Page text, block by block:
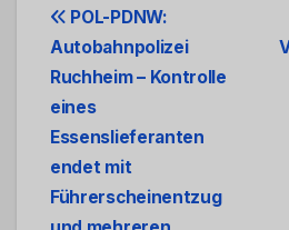
Beitrags-
Navigation
POL-PDNW:
Autobahnpolizei
Ruchheim – Kontrolle
eines
Essenslieferanten
endet mit
Führerscheinentzug